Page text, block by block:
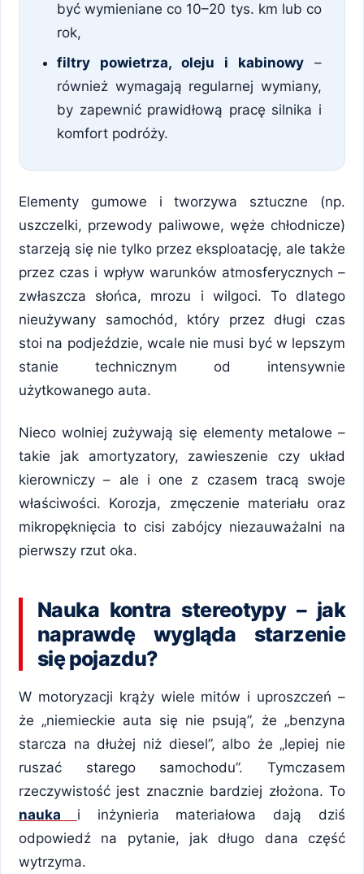
być wymieniane co 10–20 tys. km lub co
rok,
filtry powietrza, oleju i kabinowy –
również wymagają regularnej wymiany,
by zapewnić prawidłową pracę silnika i
komfort podróży.
Elementy gumowe i tworzywa sztuczne (np.
uszczelki, przewody paliwowe, węże chłodnicze)
starzeją się nie tylko przez eksploatację, ale także
przez czas i wpływ warunków atmosferycznych –
zwłaszcza słońca, mrozu i wilgoci. To dlatego
nieużywany samochód, który przez długi czas
stoi na podjeździe, wcale nie musi być w lepszym
stanie technicznym od intensywnie
użytkowanego auta.
Nieco wolniej zużywają się elementy metalowe –
takie jak amortyzatory, zawieszenie czy układ
kierowniczy – ale i one z czasem tracą swoje
właściwości. Korozja, zmęczenie materiału oraz
mikropęknięcia to cisi zabójcy niezauważalni na
pierwszy rzut oka.
Nauka kontra stereotypy – jak
naprawdę wygląda starzenie
się pojazdu?
W motoryzacji krąży wiele mitów i uproszczeń –
że „niemieckie auta się nie psują”, że „benzyna
starcza na dłużej niż diesel”, albo że „lepiej nie
ruszać starego samochodu”. Tymczasem
rzeczywistość jest znacznie bardziej złożona. To
nauka i inżynieria materiałowa dają dziś
odpowiedź na pytanie, jak długo dana część
wytrzyma.